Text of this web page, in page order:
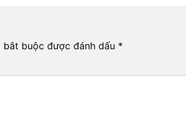
bắt buộc được đánh dấu *